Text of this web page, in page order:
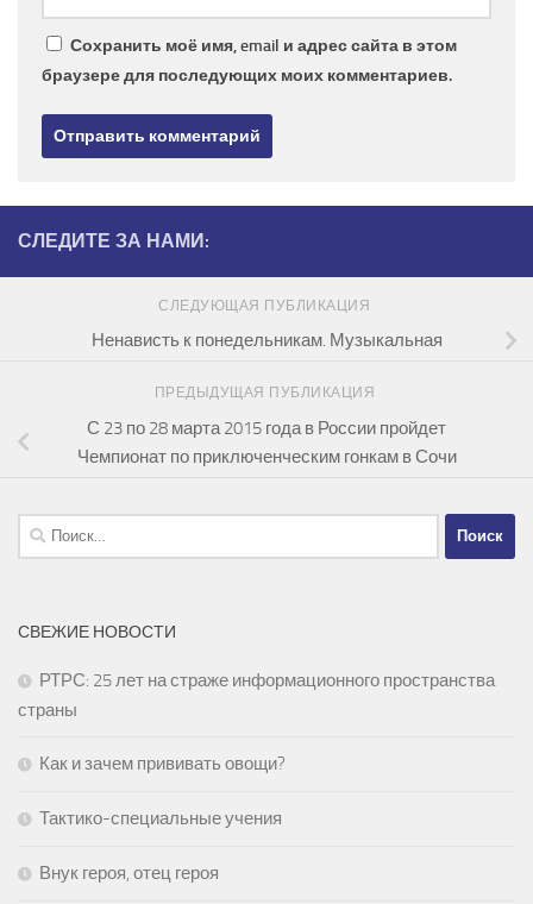
Сохранить моё имя, email и адрес сайта в этом
браузере для последующих моих комментариев.
СЛЕДИТЕ ЗА НАМИ:
СЛЕДУЮЩАЯ ПУБЛИКАЦИЯ
Ненависть к понедельникам. Музыкальная
ПРЕДЫДУЩАЯ ПУБЛИКАЦИЯ
С 23 по 28 марта 2015 года в России пройдет
Чемпионат по приключенческим гонкам в Сочи
Найти:
СВЕЖИЕ НОВОСТИ
РТРС: 25 лет на страже информационного пространства
страны
Как и зачем прививать овощи?
Тактико-специальные учения
Внук героя, отец героя